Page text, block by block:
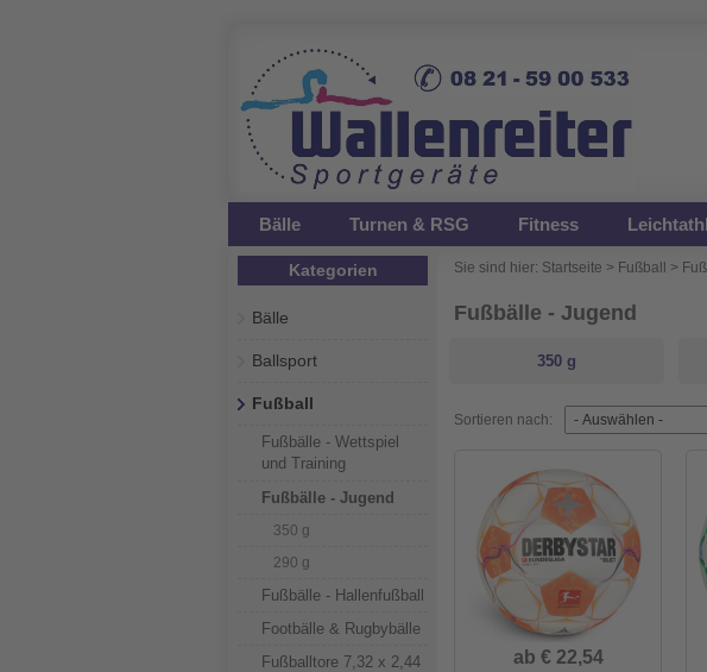
Bälle Turnen & RSG Fitness
Kategorien
Bälle
Ballsport
Fußball
Fußbälle - Wettspiel
und Training
Fußbälle - Jugend
350 g
290 g
Fußbälle - Hallenfußball
Footbälle & Rugbybälle
Fußballtore 7,32 x 2,44
Sie sind hier: Startseite > Fußball >
Fußbälle - Jugend
350 g
Sortieren nach:
ab € 22,54